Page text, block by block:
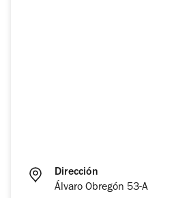
Dirección
Álvaro Obregón 53-A